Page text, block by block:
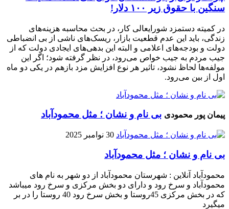
سنگین با حقوق زیر ۱۰۰ دلار!
در کمیته دستمزد شورایعالی کار، در بحث محاسبه هزینه‌های
زندگی، باید این عدم قطعیت بازار، ریسک‌های ناشی از بی انضباطی
دولت و بودجه‌های اعلامی و البته این بدهی‌های ایجادی دولت که از
جیب مردم به جیب خواص می‌رود، در نظر گرفته شود؛ اگر این
مولفه‌ها لحاظ نشود، تاثیر هر نوع افزایش مزد بازهم در یکی دو ماه
اول از بین می‌رود.
پیمان پور محمودی بی نام و نشان ؛ مثل محمودآباد
30 نوامبر 2025
بی نام و نشان ؛ مثل محمودآباد
محمودآباد آنلاین : شهرستان محمودآباد از دو شهر به نام های
محمودآباد و ‌سرخ رود و دارای دو بخش مرکزی و سرخ رود میباشد
که در بخش مرکزی 45روستا و بخش سرخ رود 40 روستا را در بر
میگیرد